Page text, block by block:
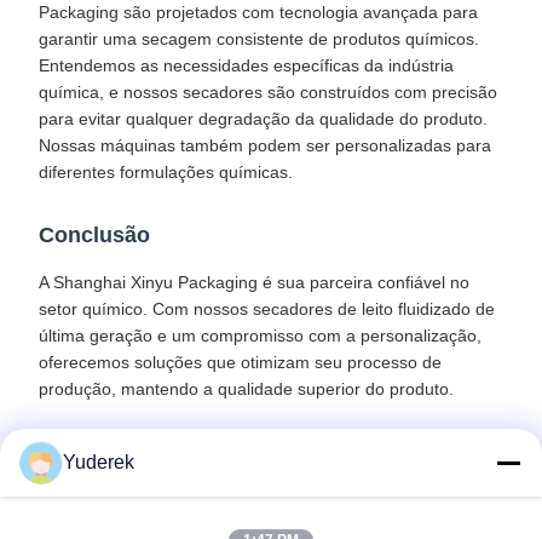
Packaging são projetados com tecnologia avançada para
garantir uma secagem consistente de produtos químicos.
Entendemos as necessidades específicas da indústria
química, e nossos secadores são construídos com precisão
para evitar qualquer degradação da qualidade do produto.
Nossas máquinas também podem ser personalizadas para
diferentes formulações químicas.
Conclusão
A Shanghai Xinyu Packaging é sua parceira confiável no
setor químico. Com nossos secadores de leito fluidizado de
última geração e um compromisso com a personalização,
oferecemos soluções que otimizam seu processo de
produção, mantendo a qualidade superior do produto.
Recommended Products
Yuderek